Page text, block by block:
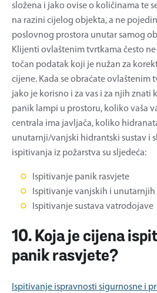
složena i jako ovise o količinama te
na razini cijelog objekta, a ne
poslovnog prostora unutar samog
Klijenti ovlaštenim tvrtkama često ne
točan podatak koji je nužan za
cijene. Kada se obraćate ovlaštenim
jako je korisno i za vas i za njih znati
panik lampi u prostoru, koliko vaša
centrala ima javljača, koliko
unutarnji/vanjski hidrantski sustav i
ispitivanja iz požarstva su sljedeća:
Ispitivanje panik rasvjete
Ispitivanje vanjskih i
Ispitivanje sustava vatrodojave
10. Koja je cijena
panik rasvjete?
Ispitivanje ispravnosti sigurnosne i